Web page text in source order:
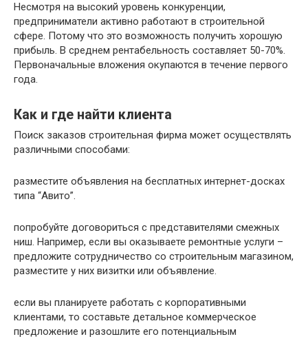
Несмотря на высокий уровень конкуренции,
предприниматели активно работают в строительной
сфере. Потому что это возможность получить хорошую
прибыль. В среднем рентабельность составляет 50-70%.
Первоначальные вложения окупаются в течение первого
года.
Как и где найти клиента
Поиск заказов строительная фирма может осуществлять
различными способами:
разместите объявления на бесплатных интернет-досках
типа “Авито”.
попробуйте договориться с представителями смежных
ниш. Например, если вы оказываете ремонтные услуги –
предложите сотрудничество со строительным магазином,
разместите у них визитки или объявление.
если вы планируете работать с корпоративными
клиентами, то составьте детальное коммерческое
предложение и разошлите его потенциальным